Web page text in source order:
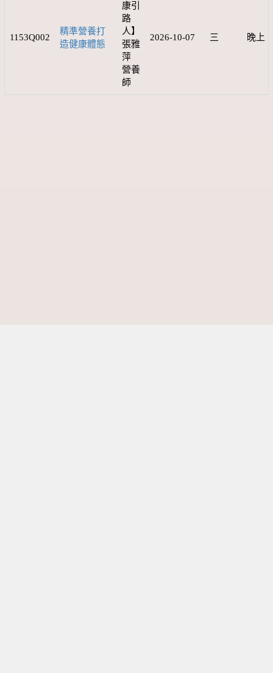
1153Q002
精準營養打
造健康體態
康引
路
人】
張雅
萍
營養
師
2026-10-07 三 晚上